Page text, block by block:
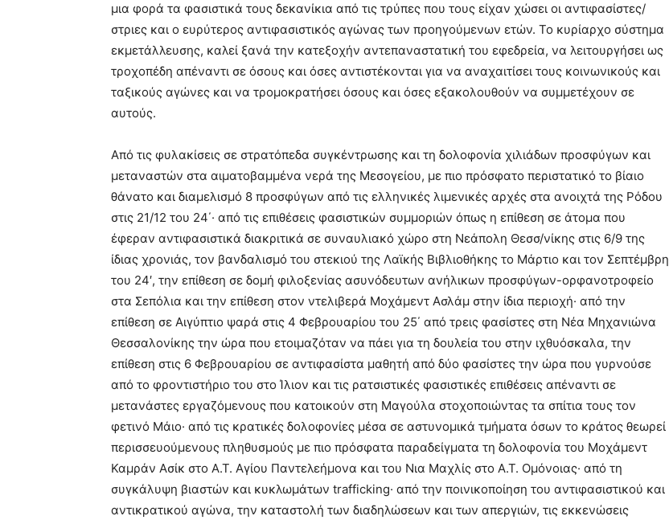
μια φορά τα φασιστικά τους δεκανίκια από τις τρύπες που τους είχαν χώσει οι αντιφασίστες/
στριες και ο ευρύτερος αντιφασιστικός αγώνας των προηγούμενων ετών. Το κυρίαρχο σύστημα
εκμετάλλευσης, καλεί ξανά την κατεξοχήν αντεπαναστατική του εφεδρεία, να λειτουργήσει ως
τροχοπέδη απέναντι σε όσους και όσες αντιστέκονται για να αναχαιτίσει τους κοινωνικούς και
ταξικούς αγώνες και να τρομοκρατήσει όσους και όσες εξακολουθούν να συμμετέχουν σε
αυτούς.
Από τις φυλακίσεις σε στρατόπεδα συγκέντρωσης και τη δολοφονία χιλιάδων προσφύγων και
μεταναστών στα αιματοβαμμένα νερά της Μεσογείου, με πιο πρόσφατο περιστατικό το βίαιο
θάνατο και διαμελισμό 8 προσφύγων από τις ελληνικές λιμενικές αρχές στα ανοιχτά της Ρόδου
στις 21/12 του 24΄· από τις επιθέσεις φασιστικών συμμοριών όπως η επίθεση σε άτομα που
έφεραν αντιφασιστικά διακριτικά σε συναυλιακό χώρο στη Νεάπολη Θεσσ/νίκης στις 6/9 της
ίδιας χρονιάς, τον βανδαλισμό του στεκιού της Λαϊκής Βιβλιοθήκης το Μάρτιο και τον Σεπτέμβρη
του 24′, την επίθεση σε δομή φιλοξενίας ασυνόδευτων ανήλικων προσφύγων-ορφανοτροφείο
στα Σεπόλια και την επίθεση στον ντελιβερά Μοχάμεντ Ασλάμ στην ίδια περιοχή· από την
επίθεση σε Αιγύπτιο ψαρά στις 4 Φεβρουαρίου του 25΄ από τρεις φασίστες στη Νέα Μηχανιώνα
Θεσσαλονίκης την ώρα που ετοιμαζόταν να πάει για τη δουλεία του στην ιχθυόσκαλα, την
επίθεση στις 6 Φεβρουαρίου σε αντιφασίστα μαθητή από δύο φασίστες την ώρα που γυρνούσε
από το φροντιστήριο του στο Ίλιον και τις ρατσιστικές φασιστικές επιθέσεις απέναντι σε
μετανάστες εργαζόμενους που κατοικούν στη Μαγούλα στοχοποιώντας τα σπίτια τους τον
φετινό Μάιο· από τις κρατικές δολοφονίες μέσα σε αστυνομικά τμήματα όσων το κράτος θεωρεί
περισσευούμενους πληθυσμούς με πιο πρόσφατα παραδείγματα τη δολοφονία του Μοχάμεντ
Καμράν Ασίκ στο Α.Τ. Αγίου Παντελεήμονα και του Νια Μαχλίς στο Α.Τ. Ομόνοιας· από τη
συγκάλυψη βιαστών και κυκλωμάτων trafficking· από την ποινικοποίηση του αντιφασιστικού και
αντικρατικού αγώνα, την καταστολή των διαδηλώσεων και των απεργιών, τις εκκενώσεις